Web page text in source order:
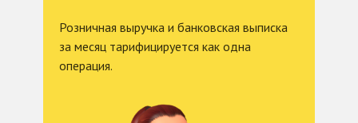
Розничная выручка и банковская выписка
за месяц тарифицируется как одна
операция.